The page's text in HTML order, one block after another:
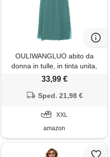
OULIWANGLUO abito da
donna in tulle, in tinta unita,
lungo, sottile, elegante, da
verde chiaro1, xxl
33,99 €
Sped. 21,98 €
XXL
amazon